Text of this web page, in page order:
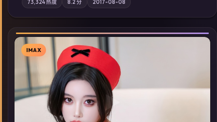
地域气质；站内亦可通过「国产免费观看高清电视剧在线看」延
展检索同类型高分佳作，畅享高清在线追剧体验。
73,324热度 8.2 分 2017-08-08
▶
IMAX